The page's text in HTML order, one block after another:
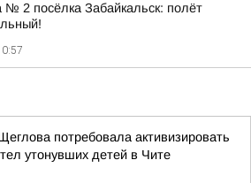
№ 2 посёлка Забайкальск: полёт
потребовала активизировать
тел утонувших детей в Чите